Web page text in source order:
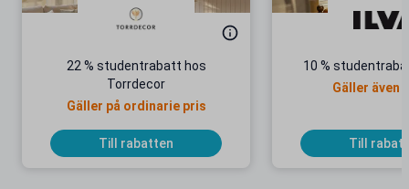
22 % studentrabatt hos
Torrdecor
Gäller på ordinarie pris
Till rabatten
10 %
Gäller även
Till